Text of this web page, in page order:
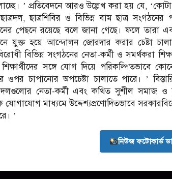
’ প্রতিবেদনে আরও উল্লেখ করা হয় যে,
ছাত্রশিবির ও বিভিন্ন বাম ছাত্র
পেছনে রয়েছে বলে জানা গেছে। ফলে তারা
যুক্ত হয়ে আন্দোলন জোরদার করার চেষ্টা
বিভিন্ন সংগঠনের নেতা-কর্মী ও সমর্থকরা
সঙ্গে যোগ দিয়ে পরিকল্পিতভাবে
ওপর চাপানোর অপচেষ্টা চালাতে পারে। ’
নেতা-কর্মী এবং কথিত সুশীল সমাজ ও
যোগাযোগ মাধ্যমে উদ্দেশ্যপ্রণোদিতভাবে
’
নিউজ ফটোকার্ড